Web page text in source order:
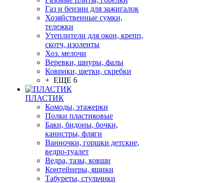
Газ и бензин для зажигалок
Хозяйственные сумки,
тележки
Утеплители для окон, крепп,
скотч, изоленты
Хоз. мелочи
Веревки, шнуры, фалы
Коврики, щетки, скребки
+ ЕЩЕ 6
ПЛАСТИК
Комоды, этажерки
Полки пластиковые
Баки, бидоны, бочки,
канистры, фляги
Ванночки, горшки детские,
ведро-туалет
Ведра, тазы, ковши
Контейнеры, ящики
Табуреты, стульчики